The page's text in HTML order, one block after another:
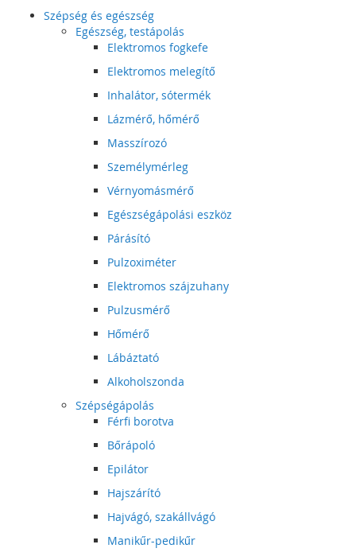
Szépség és egészség
Egészség, testápolás
Elektromos fogkefe
Elektromos melegítő
Inhalátor, sótermék
Lázmérő, hőmérő
Masszírozó
Személymérleg
Vérnyomásmérő
Egészségápolási eszköz
Párásító
Pulzoximéter
Elektromos szájzuhany
Pulzusmérő
Hőmérő
Lábáztató
Alkoholszonda
Szépségápolás
Férfi borotva
Bőrápoló
Epilátor
Hajszárító
Hajvágó, szakállvágó
Manikűr-pedikűr